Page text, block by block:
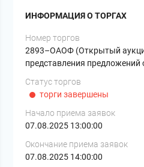
ИНФОРМАЦИЯ О ТОРГАХ
Номер торгов
2893–ОАОФ (Открытый
представления предложений
Статус торгов
торги завершены
Начало приема заявок
07.08.2025 13:00:00
Окончание приема заявок
07.08.2025 14:00:00